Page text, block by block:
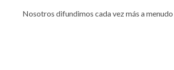
Nosotros difundimos cada vez más a menudo